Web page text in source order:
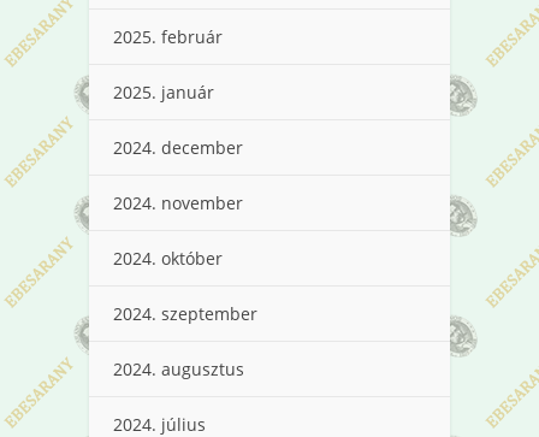
2025. február
2025. január
2024. december
2024. november
2024. október
2024. szeptember
2024. augusztus
2024. július